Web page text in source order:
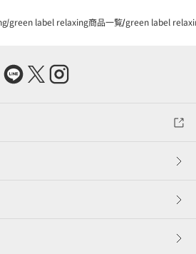
green label relaxing商品一覧 green label